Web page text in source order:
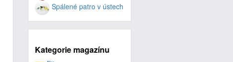
Spálené patro v ústech
Kategorie magazínu